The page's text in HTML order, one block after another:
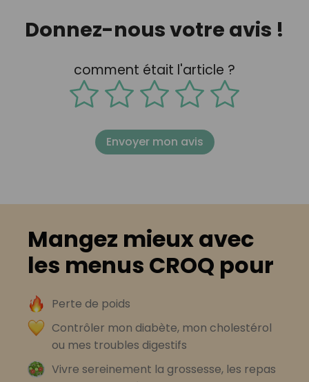
Donnez-nous votre avis !
comment était l'article ?
Envoyer mon avis
Mangez mieux avec
les menus CROQ pour
Perte de poids
Contrôler mon diabète, mon cholestérol
ou mes troubles digestifs
Vivre sereinement la grossesse, les repas